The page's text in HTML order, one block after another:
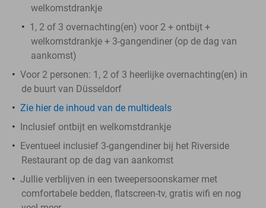
welkomstdrankje
1, 2 of 3 overnachting(en) voor 2 + ontbijt +
welkomstdrankje + 3-gangendiner (op de dag van
aankomst)
Voor 2 personen: 1, 2 of 3 heerlijke overnachting(en) in
de buurt van Düsseldorf
Zie hier de inhoud van de multideals
Inclusief ontbijt en welkomstdrankje
Eventueel inclusief 3-gangendiner bij het Riverside
Restaurant op de dag van aankomst
Jullie verblijven in een tweepersoonskamer met
comfortabele bedden, flatscreen-tv, gratis wifi en nog